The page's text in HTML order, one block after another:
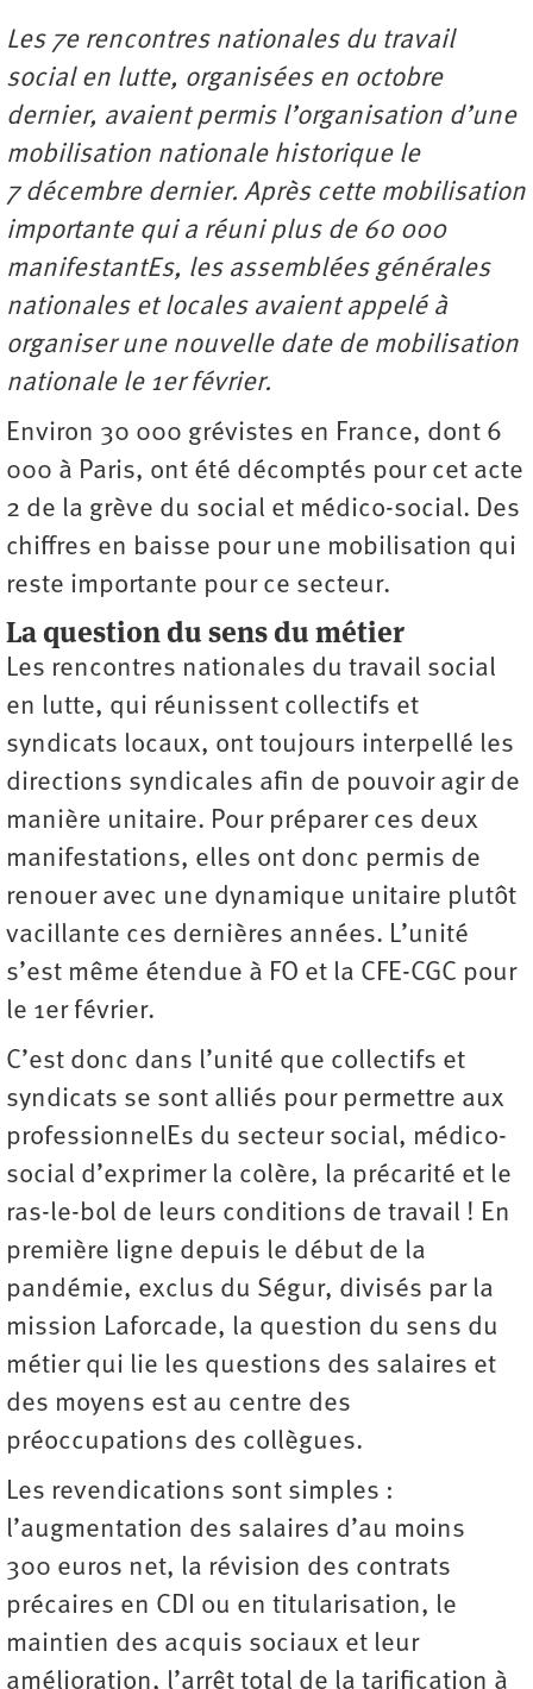
Les 7e rencontres nationales du travail
social en lutte, organisées en octobre
dernier, avaient permis l’organisation d’une
mobilisation nationale historique le
7 décembre dernier. Après cette mobilisation
importante qui a réuni plus de 60 000
manifestantEs, les assemblées générales
nationales et locales avaient appelé à
organiser une nouvelle date de mobilisation
nationale le 1er février.
Environ 30 000 grévistes en France, dont 6
000 à Paris, ont été décomptés pour cet acte
2 de la grève du social et médico-social. Des
chiffres en baisse pour une mobilisation qui
reste importante pour ce secteur.
La question du sens du métier
Les rencontres nationales du travail social
en lutte, qui réunissent collectifs et
syndicats locaux, ont toujours interpellé les
directions syndicales afin de pouvoir agir de
manière unitaire. Pour préparer ces deux
manifestations, elles ont donc permis de
renouer avec une dynamique unitaire plutôt
vacillante ces dernières années. L’unité
s’est même étendue à FO et la CFE-CGC pour
le 1er février.
C’est donc dans l’unité que collectifs et
syndicats se sont alliés pour permettre aux
professionnelEs du secteur social, médico-
social d’exprimer la colère, la précarité et le
ras-le-bol de leurs conditions de travail ! En
première ligne depuis le début de la
pandémie, exclus du Ségur, divisés par la
mission Laforcade, la question du sens du
métier qui lie les questions des salaires et
des moyens est au centre des
préoccupations des collègues.
Les revendications sont simples :
l’augmentation des salaires d’au moins
300 euros net, la révision des contrats
précaires en CDI ou en titularisation, le
maintien des acquis sociaux et leur
amélioration, l’arrêt total de la tarification à